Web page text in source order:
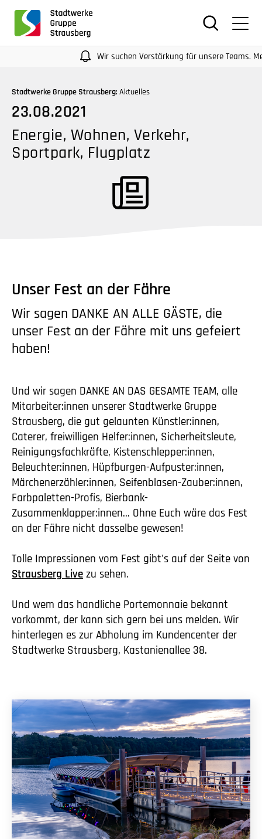
Screenreader
oder
Tabulatorentaste:
Überspringen
der
Hauptnavigation
Wir suchen Verstärkung für unsere Teams. Mehr
Stadtwerke Gruppe Strausberg: Aktuelles
23.08.2021
Energie, Wohnen, Verkehr,
Sportpark, Flugplatz
Unser Fest an der Fähre
Wir sagen DANKE AN ALLE GÄSTE, die
unser Fest an der Fähre mit uns gefeiert
haben!
Und wir sagen DANKE AN DAS GESAMTE TEAM, alle
Mitarbeiter:innen unserer Stadtwerke Gruppe
Strausberg, die gut gelaunten Künstler:innen,
Caterer, freiwilligen Helfer:innen, Sicherheitsleute,
Reinigungsfachkräfte, Kistenschlepper:innen,
Beleuchter:innen, Hüpfburgen-Aufpuster:innen,
Märchenerzähler:innen, Seifenblasen-Zauber:innen,
Farbpaletten-Profis, Bierbank-
Zusammenklapper:innen... Ohne Euch wäre das Fest
an der Fähre nicht dasselbe gewesen!
Tolle Impressionen vom Fest gibt's auf der Seite von
Strausberg Live zu sehen.
Und wem das handliche Portemonnaie bekannt
vorkommt, der kann sich gern bei uns melden. Wir
hinterlegen es zur Abholung im Kundencenter der
Stadtwerke Strausberg, Kastanienallee 38.